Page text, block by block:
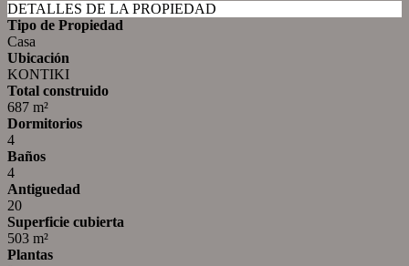
DETALLES DE LA PROPIEDAD
Tipo de Propiedad
Casa
Ubicación
KONTIKI
Total construido
687 m²
Dormitorios
4
Baños
4
Antiguedad
20
Superficie cubierta
503 m²
Plantas